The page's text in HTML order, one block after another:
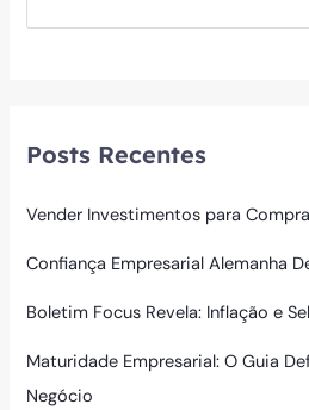
Posts Recentes
Vender Investimentos para
Confiança Empresarial Alemanha
Boletim Focus Revela: Inflação e
Maturidade Empresarial: O Guia
Negócio